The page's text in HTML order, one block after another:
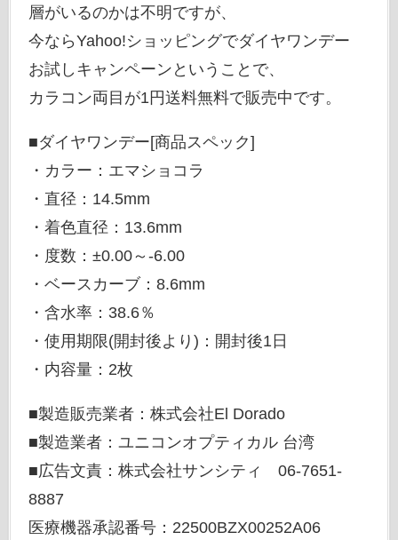
層がいるのかは不明ですが、
今ならYahoo!ショッピングでダイヤワンデー
お試しキャンペーンということで、
カラコン両目が1円送料無料で販売中です。
■ダイヤワンデー[商品スペック]
・カラー：エマショコラ
・直径：14.5mm
・着色直径：13.6mm
・度数：±0.00～-6.00
・ベースカーブ：8.6mm
・含水率：38.6％
・使用期限(開封後より)：開封後1日
・内容量：2枚
■製造販売業者：株式会社El Dorado
■製造業者：ユニコンオプティカル 台湾
■広告文責：株式会社サンシティ 06-7651-
8887
医療機器承認番号：22500BZX00252A06